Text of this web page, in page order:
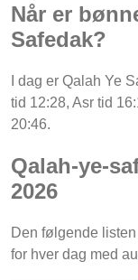
Når er
Safedak?
I dag er Qalah Ye
tid 12:28, Asr tid
20:46.
Qalah-ye-
2026
Den følgende
for hver dag med